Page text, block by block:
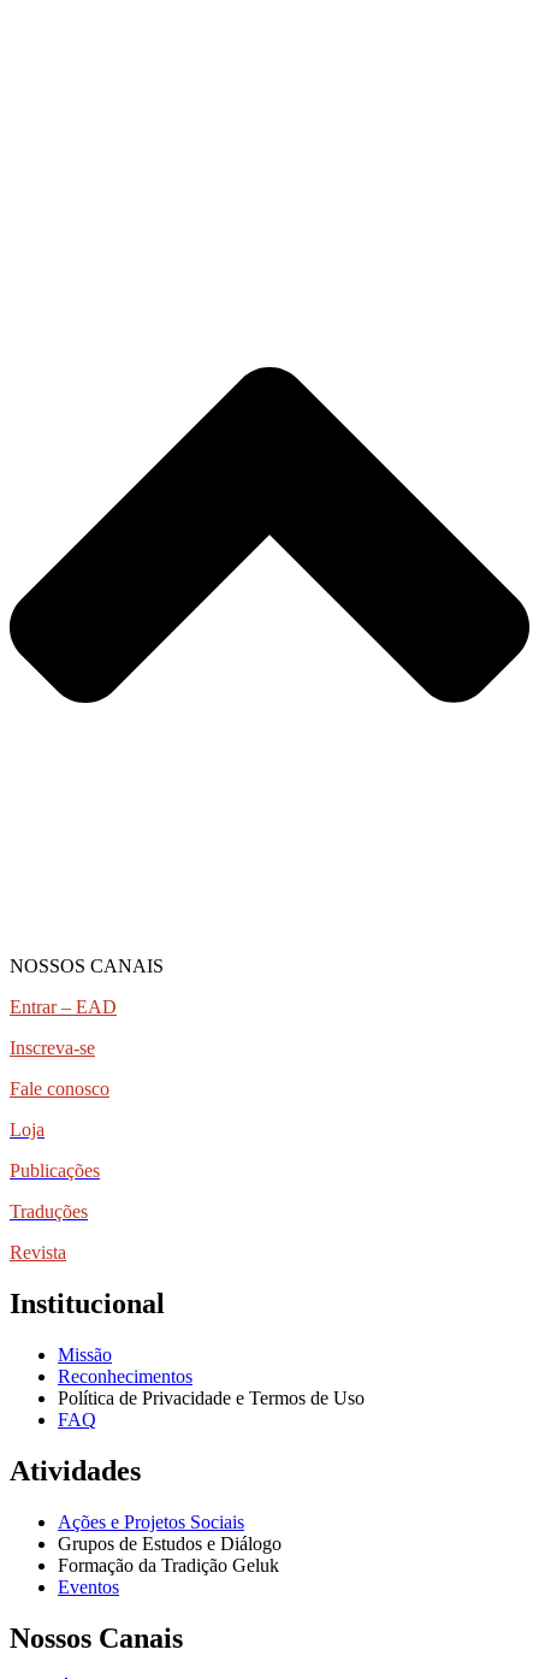
NOSSOS CANAIS
Entrar – EAD
Inscreva-se
Fale conosco
Loja
Publicações
Traduções
Revista
Institucional
Missão
Reconhecimentos
Política de Privacidade e Termos de Uso
FAQ
Atividades
Ações e Projetos Sociais
Grupos de Estudos e Diálogo
Formação da Tradição Geluk
Eventos
Nossos Canais